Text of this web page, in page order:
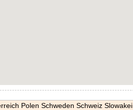
Polen Schweden Schweiz Slowakei